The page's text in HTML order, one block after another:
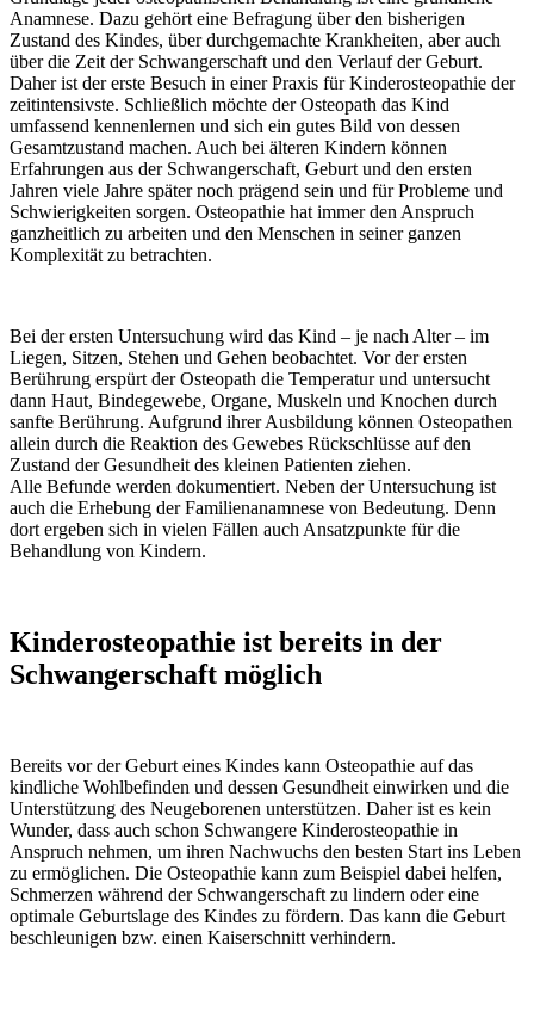
Anamnese. Dazu gehört eine Befragung über den bisherigen
Zustand des Kindes, über durchgemachte Krankheiten, aber auch
über die Zeit der Schwangerschaft und den Verlauf der Geburt.
Daher ist der erste Besuch in einer Praxis für Kinderosteopathie der
zeitintensivste. Schließlich möchte der Osteopath das Kind
umfassend kennenlernen und sich ein gutes Bild von dessen
Gesamtzustand machen. Auch bei älteren Kindern können
Erfahrungen aus der Schwangerschaft, Geburt und den ersten
Jahren viele Jahre später noch prägend sein und für Probleme und
Schwierigkeiten sorgen. Osteopathie hat immer den Anspruch
ganzheitlich zu arbeiten und den Menschen in seiner ganzen
Komplexität zu betrachten.
Bei der ersten Untersuchung wird das Kind – je nach Alter – im
Liegen, Sitzen, Stehen und Gehen beobachtet. Vor der ersten
Berührung erspürt der Osteopath die Temperatur und untersucht
dann Haut, Bindegewebe, Organe, Muskeln und Knochen durch
sanfte Berührung. Aufgrund ihrer Ausbildung können Osteopathen
allein durch die Reaktion des Gewebes Rückschlüsse auf den
Zustand der Gesundheit des kleinen Patienten ziehen.
Alle Befunde werden dokumentiert. Neben der Untersuchung ist
auch die Erhebung der Familienanamnese von Bedeutung. Denn
dort ergeben sich in vielen Fällen auch Ansatzpunkte für die
Behandlung von Kindern.
Kinderosteopathie ist bereits in der
Schwangerschaft möglich
Bereits vor der Geburt eines Kindes kann Osteopathie auf das
kindliche Wohlbefinden und dessen Gesundheit einwirken und die
Unterstützung des Neugeborenen unterstützen. Daher ist es kein
Wunder, dass auch schon Schwangere Kinderosteopathie in
Anspruch nehmen, um ihren Nachwuchs den besten Start ins Leben
zu ermöglichen. Die Osteopathie kann zum Beispiel dabei helfen,
Schmerzen während der Schwangerschaft zu lindern oder eine
optimale Geburtslage des Kindes zu fördern. Das kann die Geburt
beschleunigen bzw. einen Kaiserschnitt verhindern.